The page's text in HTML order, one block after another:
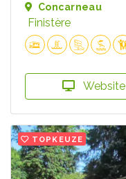
Concarneau
Finistère
Website
TOPKEUZE